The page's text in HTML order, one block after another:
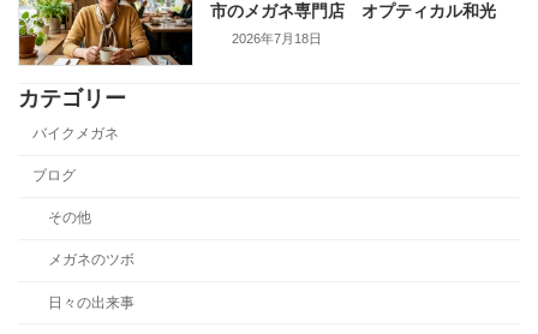
市のメガネ専門店 オプティカル和光
2026年7月18日
カテゴリー
バイクメガネ
ブログ
その他
メガネのツボ
日々の出来事